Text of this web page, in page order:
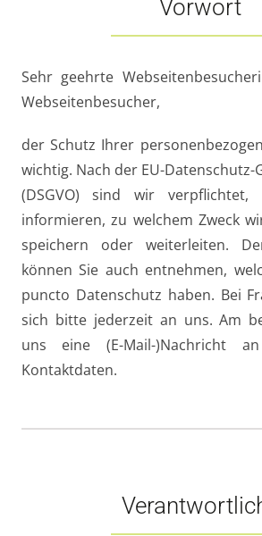
Vorwort
Sehr geehrte
Webseitenbesucher,
der Schutz Ihrer
wichtig. Nach der EU-
(DSGVO) sind wir
informieren, zu welchem Zweck
speichern oder weiterleiten.
können Sie auch entnehmen,
puncto Datenschutz haben. Bei
sich bitte jederzeit an uns. Am
uns eine (E-Mail-)Nachricht
Kontaktdaten.